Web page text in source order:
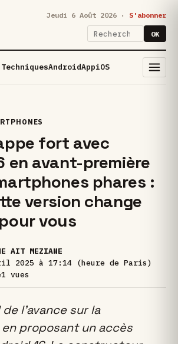
Jeudi 6 Août 2026 · S'abonner
OK
AndroidAppiOS
fort avec
en avant-première
phares :
version change
vous
AIT MEZIANE
2025 à 17:14 (heure de Paris)
1 vues
l’avance sur la
proposant un accès